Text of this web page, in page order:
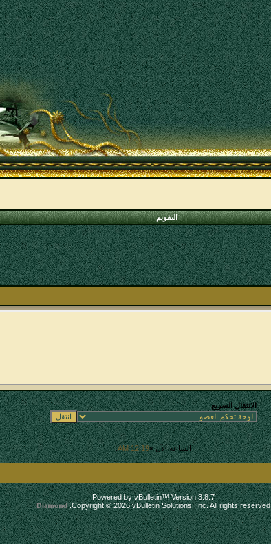
التقويم
الانتقال السريع
الساعة الآن »12:19 AM
.
Powered by vBulletin™ Version 3.8.7
Copyright © 2026 vBulletin Solutions, Inc. All rights reserved.